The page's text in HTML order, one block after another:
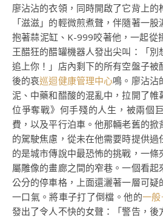
廖沾沾的衣領，同時開啟了它背上的
「滋滋」的輕微煎煮聲，伴隨著一
抱著蒜泥缸、K-999咬著他，一起從
王醋狂的醋罐機器人發出尖叫：「
追上你！」店內剩下的所有空盤子被
後的哀巡迴健康管理中心鳴。廖沾沾
泥、中藥和醋酸的混亂中，拉開了
位爭奪戰》何手殘的人生，被兩個
費，以及平行泊車。他那輛老舊的掀
的駕駛焦慮，從未在他需要時提供
的是城市傳說中最恐怖的挑戰，一
屬雕像的畫廊之間的窄巷。一個看
公分的停車格，上面還灑著一層可疑
一口氣。將車子打了倒檔。他的一
發出了令人不快的女聲：「警告，後